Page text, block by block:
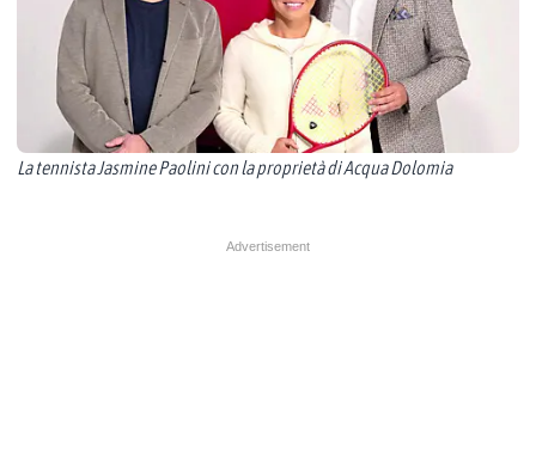
La tennista Jasmine Paolini con la proprietà di Acqua Dolomia